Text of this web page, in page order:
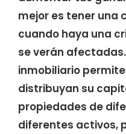
mejor es tener una
cuando haya una
se verán
inmobiliario
distribuyan su
propiedades de
diferentes activos,